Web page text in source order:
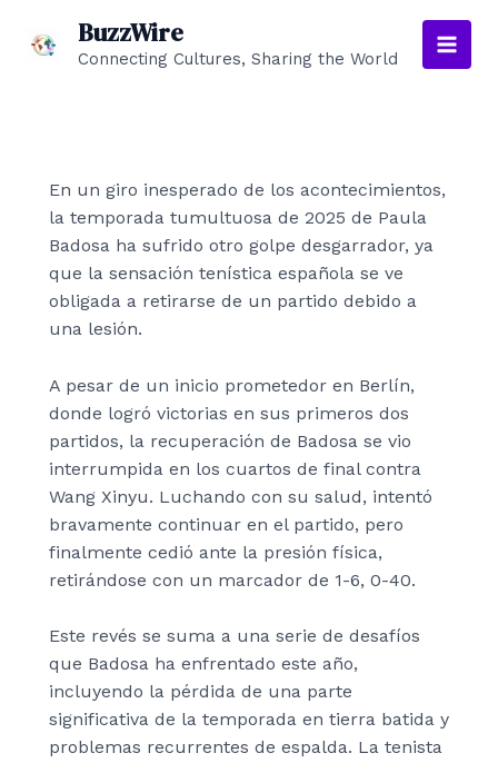
contenido
BuzzWire
Connecting Cultures, Sharing the World
Main
En un giro inesperado de los acontecimientos,
la temporada tumultuosa de 2025 de Paula
Badosa ha sufrido otro golpe desgarrador, ya
que la sensación tenística española se ve
obligada a retirarse de un partido debido a
una lesión.
A pesar de un inicio prometedor en Berlín,
donde logró victorias en sus primeros dos
partidos, la recuperación de Badosa se vio
interrumpida en los cuartos de final contra
Wang Xinyu. Luchando con su salud, intentó
bravamente continuar en el partido, pero
finalmente cedió ante la presión física,
retirándose con un marcador de 1-6, 0-40.
Este revés se suma a una serie de desafíos
que Badosa ha enfrentado este año,
incluyendo la pérdida de una parte
significativa de la temporada en tierra batida y
problemas recurrentes de espalda. La tenista